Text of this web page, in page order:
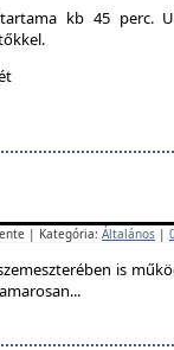
kb 45 perc.
| Kategória: Általános |
is